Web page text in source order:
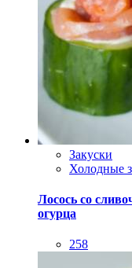
Закуски
Холодные
Лосось со
огурца
258